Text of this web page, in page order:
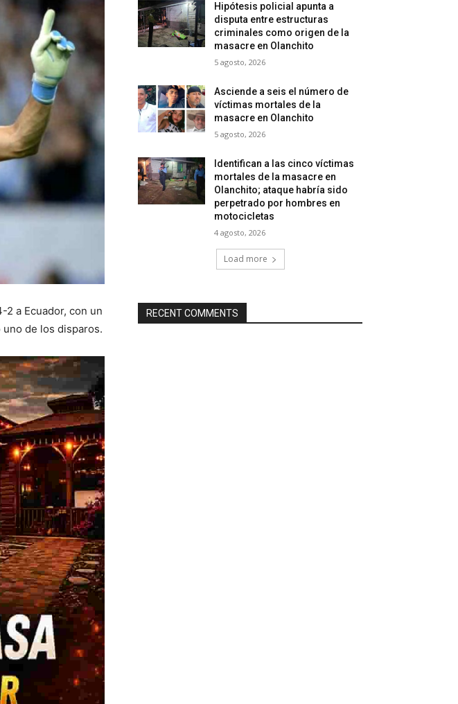
a Ecuador, con un
de los disparos.
Hipótesis policial apunta a
disputa entre estructuras
criminales como origen de la
masacre en Olanchito
5 agosto, 2026
Asciende a seis el número de
víctimas mortales de la
masacre en Olanchito
5 agosto, 2026
Identifican a las cinco víctimas
mortales de la masacre en
Olanchito; ataque habría sido
perpetrado por hombres en
motocicletas
4 agosto, 2026
Load more
RECENT COMMENTS